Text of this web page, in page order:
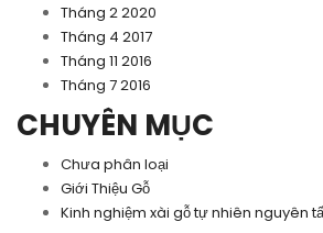
Tháng 2 2020
Tháng 4 2017
Tháng 11 2016
Tháng 7 2016
CHUYÊN MỤC
Chưa phân loại
Giới Thiệu Gỗ
Kinh nghiệm xài gỗ tự nhiên nguyên